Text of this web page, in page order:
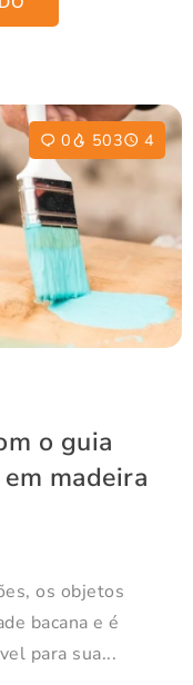
0 503 4
o guia
madeira
os objetos
bacana e é
para sua...